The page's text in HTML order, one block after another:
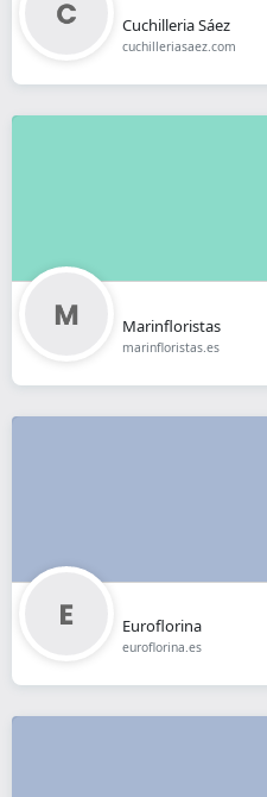
Cuchilleria Sáez
cuchilleriasaez.com
Marinfloristas
marinfloristas.es
Euroflorina
euroflorina.es